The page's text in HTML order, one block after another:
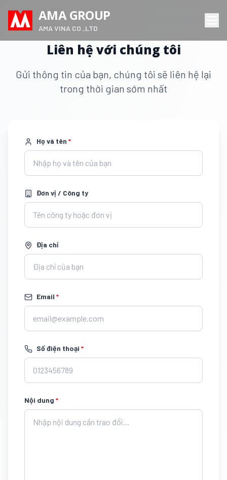
AMA GROUP
AMA VINA CO.,LTD
Liên hệ với chúng tôi
Gửi thông tin của bạn, chúng tôi sẽ liên hệ lại
trong thời gian sớm nhất
Họ và tên *
Đơn vị / Công ty
Địa chỉ
Email *
Số điện thoại *
Nội dung *